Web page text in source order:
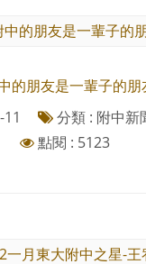
的朋友是一輩子的朋
分類 : 附中新
點閱 : 5123